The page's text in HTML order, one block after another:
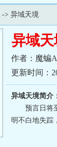
-> 异域天境
异域天
作者：魔蝙
更新时间：
异域天境简介
预言日将
明不白地失踪